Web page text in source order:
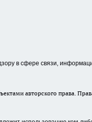
в сфере связи,
авторского права.